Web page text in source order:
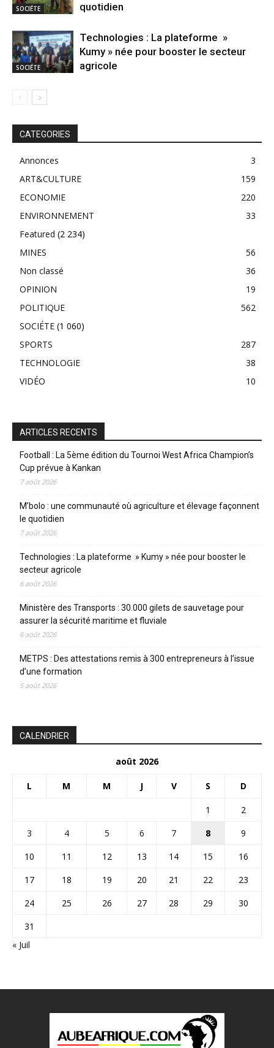
SOCIÉTE
quotidien
SOCIÉTE
Technologies : La plateforme »
Kumy » née pour booster le secteur
agricole
CATEGORIES
Annonces
3
ART&CULTURE
159
ECONOMIE
220
ENVIRONNEMENT
33
Featured (2 234)
MINES
56
Non classé
36
OPINION
19
POLITIQUE
562
SOCIÉTE (1 060)
SPORTS
287
TECHNOLOGIE
38
VIDÉO
10
ARTICLES RECENTS
Football : La 5ème édition du Tournoi West Africa Champion’s
Cup prévue à Kankan
7 août 2026
M’bolo : une communauté où agriculture et élevage façonnent
le quotidien
7 août 2026
Technologies : La plateforme » Kumy » née pour booster le
secteur agricole
6 août 2026
Ministère des Transports : 30.000 gilets de sauvetage pour
assurer la sécurité maritime et fluviale
6 août 2026
METPS : Des attestations remis à 300 entrepreneurs à l’issue
d’une formation
5 août 2026
CALENDRIER
août 2026
L M M J V S D
1
2
3
4 5 6 7 8
9
10
11 12 13 14 15
16
17
18 19 20 21 22
23
24
25 26 27 28 29
30
31
« Juil